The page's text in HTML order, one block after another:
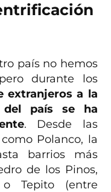
país no hemos
durante los
extranjeros a la
país se ha
. Desde las
Polanco, la
barrios más
de los Pinos,
Tepito (entre